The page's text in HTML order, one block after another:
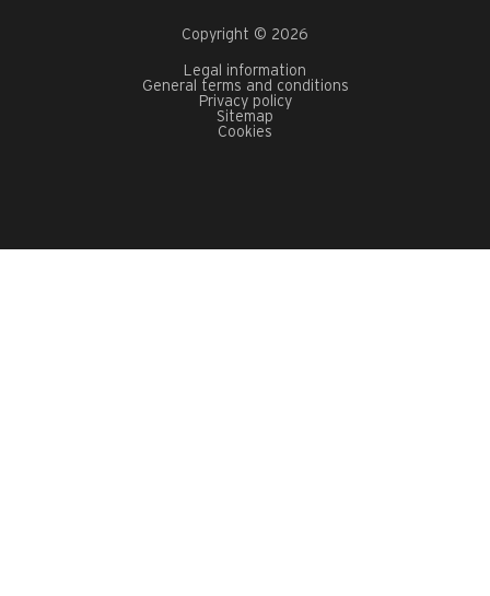
Copyright © 2026
Legal information
General terms and conditions
Privacy policy
Sitemap
Cookies